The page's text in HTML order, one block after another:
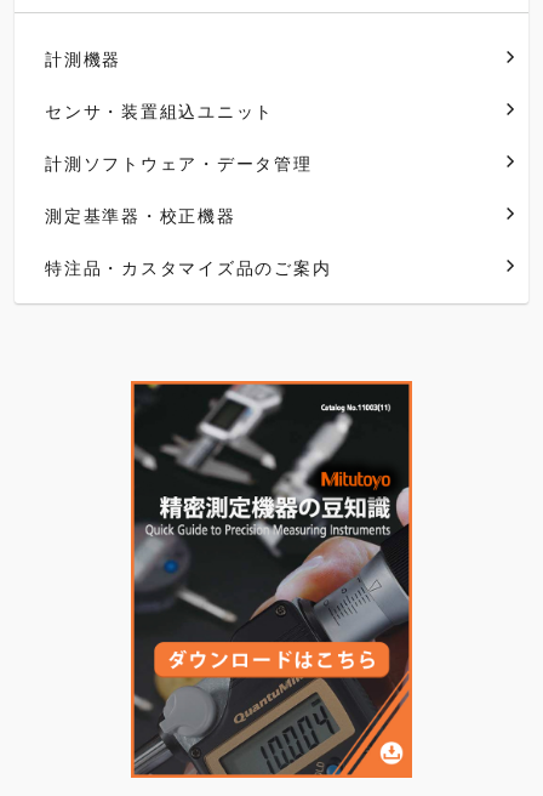
計測機器
センサ・装置組込ユニット
計測ソフトウェア・データ管理
測定基準器・校正機器
特注品・カスタマイズ品のご案内